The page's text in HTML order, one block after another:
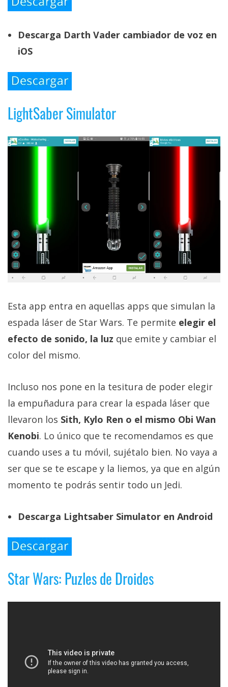
Descarga Darth Vader cambiador de voz en
iOS
LightSaber Simulator
Esta app entra en aquellas apps que simulan la
espada láser de Star Wars. Te permite elegir el
efecto de sonido, la luz que emite y cambiar el
color del mismo.
Incluso nos pone en la tesitura de poder elegir
la empuñadura para crear la espada láser que
llevaron los Sith, Kylo Ren o el mismo Obi Wan
Kenobi. Lo único que te recomendamos es que
cuando uses a tu móvil, sujétalo bien. No vaya a
ser que se te escape y la liemos, ya que en algún
momento te podrás sentir todo un Jedi.
Descarga Lightsaber Simulator en Android
Star Wars: Puzles de Droides